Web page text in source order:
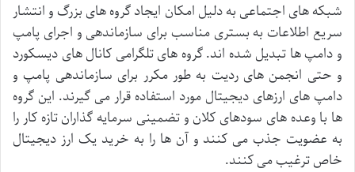
شبکههای اجتماعی بهدلیل امکان ایجادگروههای بزرگو انتشار
سریع اطلاعات به بستری مناسب برای سازماندهی و اجرای پامپ
و دامپها تبدیل شده اند.گروه هایتلگرامی کانال های دیسکورد
و حتی انجمن های ردیت به طور مکرر برای سازماندهی پامپ و
دامپهای ارزهای دیجیتال مورد استفاده قرار می گیرند. این گروه
ها با وعده های سودهای کلان و تضمینی سرمایه گذاران تازه کار را
به عضویت جذب می کنند و آن ها را به خرید یک ارز دیجیتال
خاصترغیبمیکنند.